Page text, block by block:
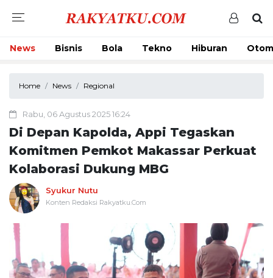
News Bisnis Bola Tekno Hiburan
Home News Regional
Rabu, 06 Agustus 2025 16:24
Di Depan Kapolda, Appi Tegaskan
Komitmen Pemkot Makassar Perkuat
Kolaborasi Dukung MBG
Syukur Nutu
Konten Redaksi Rakyatku.Com